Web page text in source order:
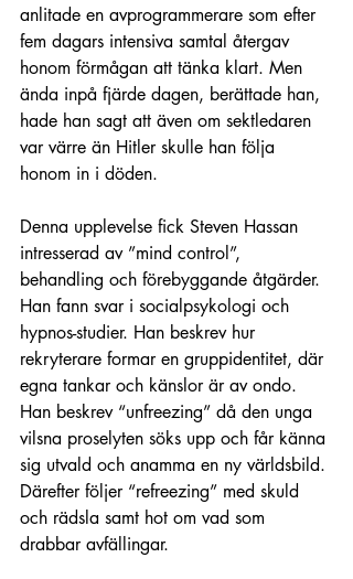
anlitade en avprogrammerare som efter
fem dagars intensiva samtal återgav
honom förmågan att tänka klart. Men
ända inpå fjärde dagen, berättade han,
hade han sagt att även om sektledaren
var värre än Hitler skulle han följa
honom in i döden.
Denna upplevelse fick Steven Hassan
intresserad av ”mind control”,
behandling och förebyggande åtgärder.
Han fann svar i socialpsykologi och
hypnos-studier. Han beskrev hur
rekryterare formar en gruppidentitet, där
egna tankar och känslor är av ondo.
Han beskrev “unfreezing” då den unga
vilsna proselyten söks upp och får känna
sig utvald och anamma en ny världsbild.
Därefter följer “refreezing” med skuld
och rädsla samt hot om vad som
drabbar avfällingar.